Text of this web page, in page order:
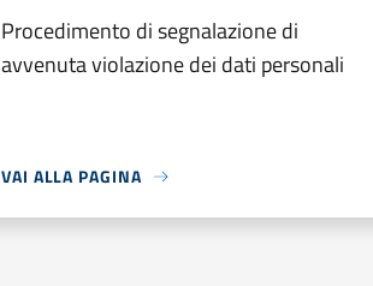
Procedimento di segnalazione di
avvenuta violazione dei dati personali
VAI ALLA PAGINA